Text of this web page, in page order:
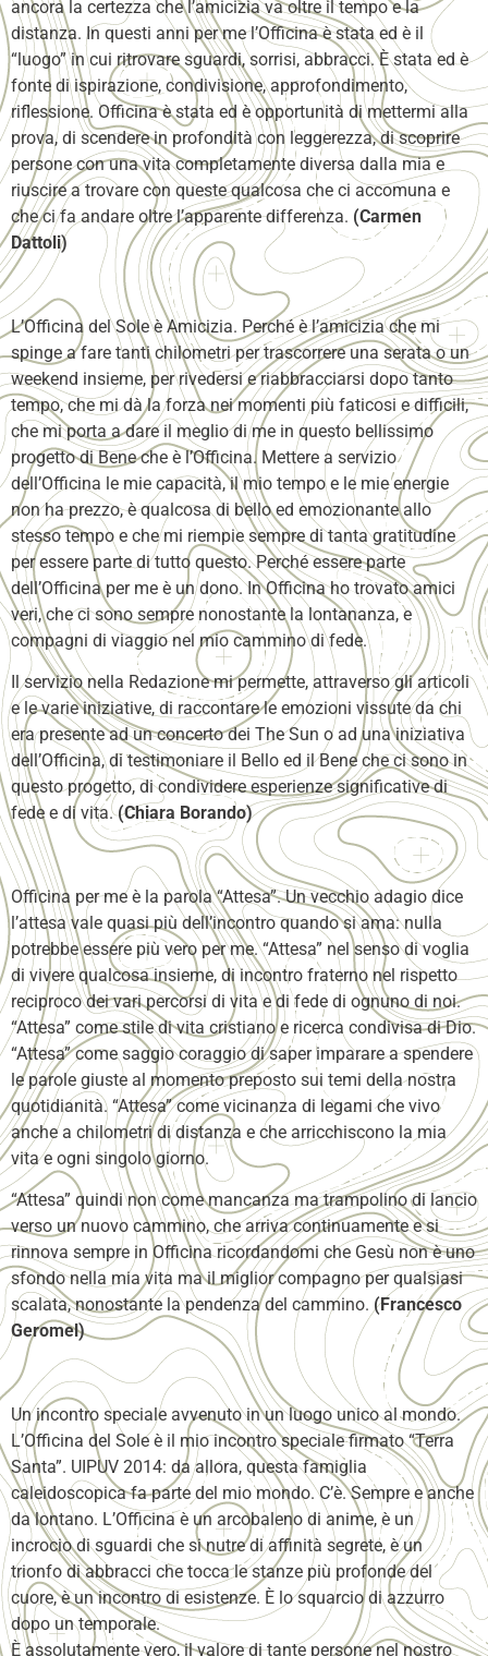
ancora la certezza che l’amicizia va oltre il tempo e la
distanza. In questi anni per me l’Officina è stata ed è il
“luogo” in cui ritrovare sguardi, sorrisi, abbracci. È stata ed è
fonte di ispirazione, condivisione, approfondimento,
riflessione. Officina è stata ed è opportunità di mettermi alla
prova, di scendere in profondità con leggerezza, di scoprire
persone con una vita completamente diversa dalla mia e
riuscire a trovare con queste qualcosa che ci accomuna e
che ci fa andare oltre l’apparente differenza. (Carmen
Dattoli)
L’Officina del Sole è Amicizia. Perché è l’amicizia che mi
spinge a fare tanti chilometri per trascorrere una serata o un
weekend insieme, per rivedersi e riabbracciarsi dopo tanto
tempo, che mi dà la forza nei momenti più faticosi e difficili,
che mi porta a dare il meglio di me in questo bellissimo
progetto di Bene che è l’Officina. Mettere a servizio
dell’Officina le mie capacità, il mio tempo e le mie energie
non ha prezzo, è qualcosa di bello ed emozionante allo
stesso tempo e che mi riempie sempre di tanta gratitudine
per essere parte di tutto questo. Perché essere parte
dell’Officina per me è un dono. In Officina ho trovato amici
veri, che ci sono sempre nonostante la lontananza, e
compagni di viaggio nel mio cammino di fede.
Il servizio nella Redazione mi permette, attraverso gli articoli
e le varie iniziative, di raccontare le emozioni vissute da chi
era presente ad un concerto dei The Sun o ad una iniziativa
dell’Officina, di testimoniare il Bello ed il Bene che ci sono in
questo progetto, di condividere esperienze significative di
fede e di vita.(Chiara Borando)
Officina per me è la parola “Attesa”. Un vecchio adagio dice
l’attesa vale quasi più dell’incontro quando si ama: nulla
potrebbe essere più vero per me. “Attesa” nel senso di voglia
di vivere qualcosa insieme, di incontro fraterno nel rispetto
reciproco dei vari percorsi di vita e di fede di ognuno di noi.
“Attesa” come stile di vita cristiano e ricerca condivisa di Dio.
“Attesa” come saggio coraggio di saper imparare a spendere
le parole giuste al momento preposto sui temi della nostra
quotidianità. “Attesa” come vicinanza di legami che vivo
anche a chilometri di distanza e che arricchiscono la mia
vita e ogni singolo giorno.
“Attesa” quindi non come mancanza ma trampolino di lancio
verso un nuovo cammino, che arriva continuamente e si
rinnova sempre in Officina ricordandomi che Gesù non è uno
sfondo nella mia vita ma il miglior compagno per qualsiasi
scalata, nonostante la pendenza del cammino. (Francesco
Geromel)
Un incontro speciale avvenuto in un luogo unico al mondo.
L’Officina del Sole è il mio incontro speciale firmato “Terra
Santa”. UIPUV 2014: da allora, questa famiglia
caleidoscopica fa parte del mio mondo. C’è. Sempre e anche
da lontano. L’Officina è un arcobaleno di anime, è un
incrocio di sguardi che si nutre di affinità segrete, è un
trionfo di abbracci che tocca le stanze più profonde del
cuore, è un incontro di esistenze. È lo squarcio di azzurro
dopo un temporale.
È assolutamente vero, il valore di tante persone nel nostro